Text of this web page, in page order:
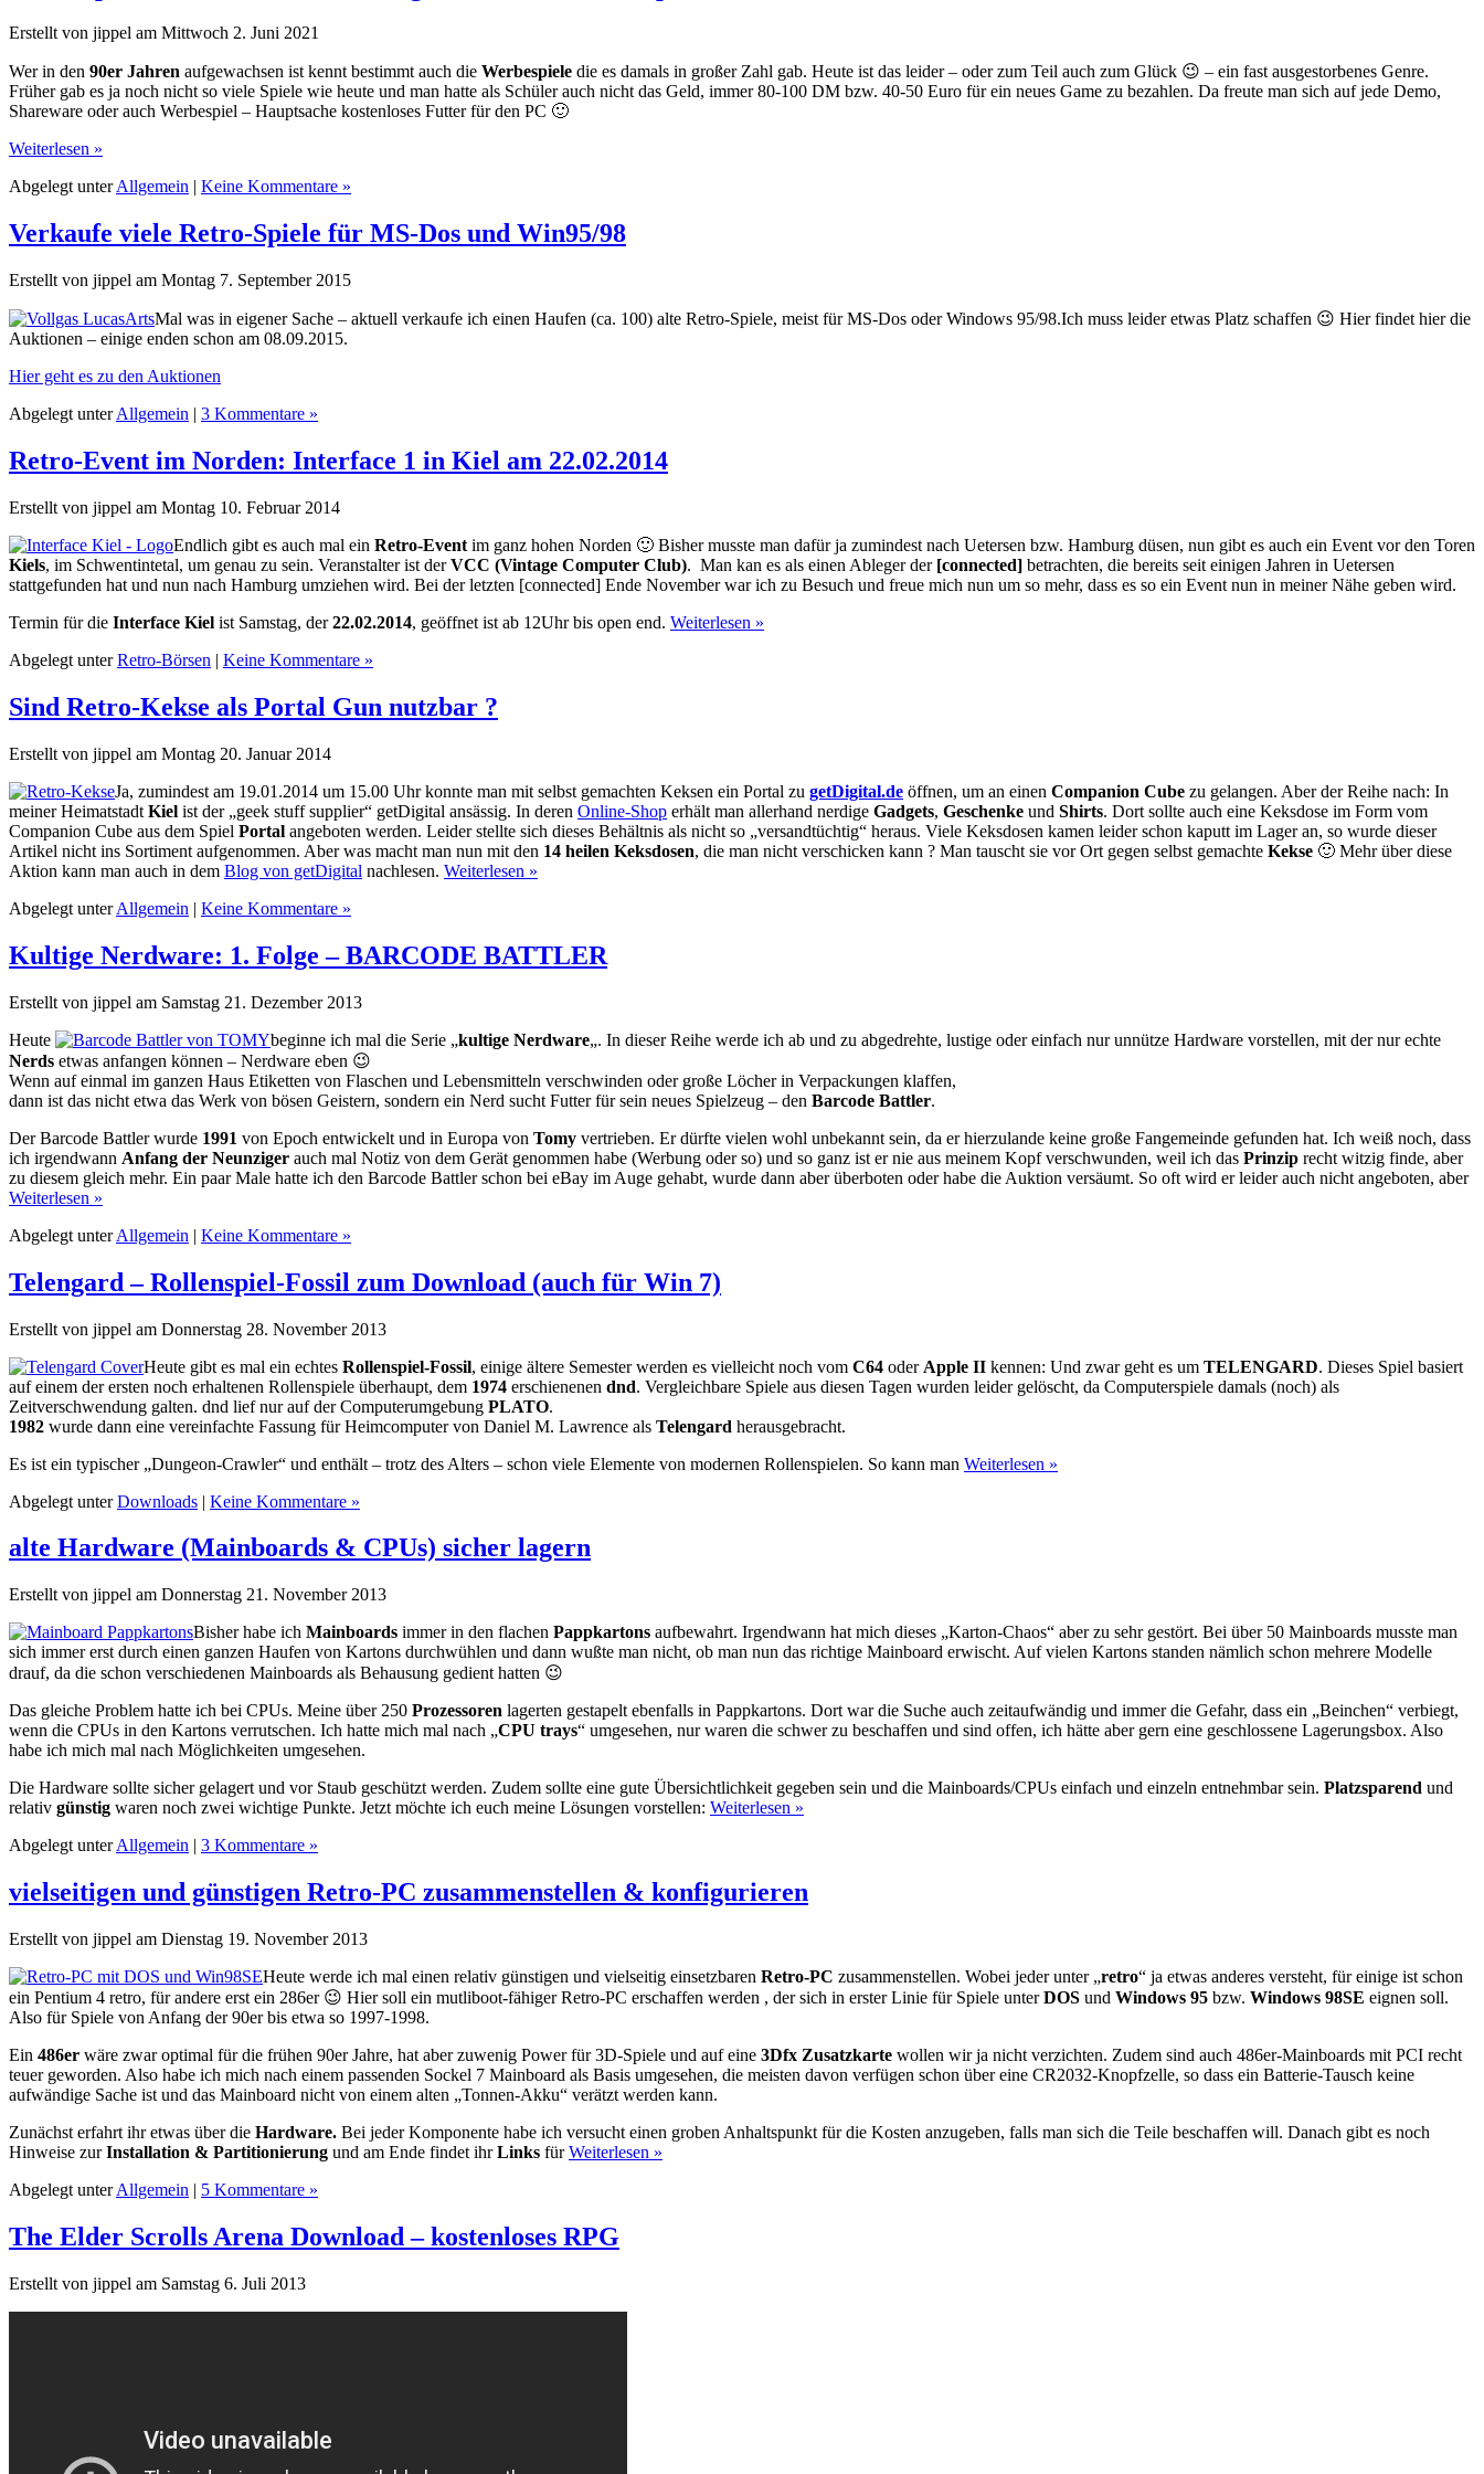
Erstellt von jippel am Mittwoch 2. Juni 2021
Wer in den 90er Jahren aufgewachsen ist kennt bestimmt auch die Werbespiele die es damals in großer Zahl gab. Heute ist das leider – oder zum Teil auch zum Glück 😉 – ein fast ausgestorbenes Genre.
Früher gab es ja noch nicht so viele Spiele wie heute und man hatte als Schüler auch nicht das Geld, immer 80-100 DM bzw. 40-50 Euro für ein neues Game zu bezahlen. Da freute man sich auf jede Demo,
Shareware oder auch Werbespiel – Hauptsache kostenloses Futter für den PC 🙂
Weiterlesen »
Abgelegt unterAllgemein Keine Kommentare »
Verkaufe viele Retro-Spiele für MS-Dos und Win95/98
Erstellt von jippel am Montag 7. September 2015
Mal was in eigener Sache – aktuell verkaufe ich einen Haufen (ca. 100) alte Retro-Spiele, meist für MS-Dos oder Windows 95/98.Ich muss leider etwas Platz schaffen 😉 Hier findet hier die
Auktionen – einige enden schon am 08.09.2015.
Hier geht es zu den Auktionen
Abgelegt unterAllgemein | 3 Kommentare »
Retro-Event im Norden: Interface 1 in Kiel am 22.02.2014
Erstellt von jippel am Montag 10. Februar 2014
Endlich gibt es auch mal ein Retro-Event im ganz hohen Norden 🙂 Bisher musste man dafür ja zumindest nach Uetersen bzw. Hamburg düsen, nun gibt es auch ein Event vor den Toren
Kiels, im Schwentintetal, um genau zu sein. Veranstalter ist derVCC (Vintage Computer Club). Man kan es als einen Ableger der [connected] betrachten, die bereits seit einigen Jahren in Uetersen
stattgefunden hat und nun nach Hamburg umziehen wird. Bei der letzten [connected] Ende November war ich zu Besuch und freue mich nun um so mehr, dass es so ein Event nun in meiner Nähe geben wird.
Termin für die Interface Kiel ist Samstag, der22.02.2014, geöffnet ist ab 12Uhr bis open end. Weiterlesen »
Abgelegt unterRetro-Börsen | Keine Kommentare »
Sind Retro-Kekse als Portal Gun nutzbar ?
Erstellt von jippel am Montag 20. Januar 2014
Ja, zumindest am 19.01.2014 um 15.00 Uhr konnte man mit selbst gemachten Keksen ein Portal zu getDigital.de öffnen, um an einen Companion Cube zu gelangen. Aber der Reihe nach: In
meiner Heimatstadt Kiel ist der „geek stuff supplier“ getDigital ansässig. In deren Online-Shop erhält man allerhand nerdige Gadgets, Geschenke und Shirts. Dort sollte auch eine Keksdose im Form vom
Companion Cube aus dem Spiel Portal angeboten werden. Leider stellte sich dieses Behältnis als nicht so „versandtüchtig“ heraus. Viele Keksdosen kamen leider schon kaputt im Lager an, so wurde dieser
Artikel nicht ins Sortiment aufgenommen. Aber was macht man nun mit den 14 heilen Keksdosen, die man nicht verschicken kann ? Man tauscht sie vor Ort gegen selbst gemachte Kekse 🙂 Mehr über diese
Aktion kann man auch in dem Blog von getDigital nachlesen. Weiterlesen »
Abgelegt unterAllgemein | Keine Kommentare »
Kultige Nerdware: 1. Folge – BARCODE BATTLER
Erstellt von jippel am Samstag 21. Dezember 2013
Heute
beginne ich mal die Serie „kultige Nerdware„. In dieser Reihe werde ich ab und zu abgedrehte, lustige oder einfach nur unnütze Hardware vorstellen, mit der nur echte
Nerds etwas anfangen können – Nerdware eben 😉
Wenn auf einmal im ganzen Haus Etiketten von Flaschen und Lebensmitteln verschwinden oder große Löcher in Verpackungen klaffen,
dann ist das nicht etwa das Werk von bösen Geistern, sondern ein Nerd sucht Futter für sein neues Spielzeug – den Barcode Battler.
Der Barcode Battler wurde 1991 von Epoch entwickelt und in Europa von Tomy vertrieben. Er dürfte vielen wohl unbekannt sein, da er hierzulande keine große Fangemeinde gefunden hat. Ich weiß noch, dass
ich irgendwann Anfang der Neunziger auch mal Notiz von dem Gerät genommen habe (Werbung oder so) und so ganz ist er nie aus meinem Kopf verschwunden, weil ich das Prinzip recht witzig finde, aber
zu diesem gleich mehr. Ein paar Male hatte ich den Barcode Battler schon bei eBay im Auge gehabt, wurde dann aber überboten oder habe die Auktion versäumt. So oft wird er leider auch nicht angeboten, aber
Weiterlesen »
Abgelegt unterAllgemein | Keine Kommentare »
Telengard – Rollenspiel-Fossil zum Download (auch für Win 7)
Erstellt von jippel am Donnerstag 28. November 2013
Heute gibt es mal ein echtes Rollenspiel-Fossil, einige ältere Semester werden es vielleicht noch vom C64 oder Apple II kennen: Und zwar geht es um TELENGARD. Dieses Spiel basiert
auf einem der ersten noch erhaltenen Rollenspiele überhaupt, dem 1974 erschienenen dnd. Vergleichbare Spiele aus diesen Tagen wurden leider gelöscht, da Computerspiele damals (noch) als
Zeitverschwendung galten. dnd lief nur auf der Computerumgebung PLATO.
1982 wurde dann eine vereinfachte Fassung für Heimcomputer von Daniel M. Lawrence als Telengard herausgebracht.
Es ist ein typischer „Dungeon-Crawler“ und enthält – trotz des Alters – schon viele Elemente von modernen Rollenspielen. So kann man Weiterlesen »
Abgelegt unterDownloads | Keine Kommentare »
alte Hardware (Mainboards & CPUs) sicher lagern
Erstellt von jippel am Donnerstag 21. November 2013
Bisher habe ich Mainboards immer in den flachen Pappkartons aufbewahrt. Irgendwann hat mich dieses „Karton-Chaos“ aber zu sehr gestört. Bei über 50 Mainboards musste man
sich immer erst durch einen ganzen Haufen von Kartons durchwühlen und dann wußte man nicht, ob man nun das richtige Mainboard erwischt. Auf vielen Kartons standen nämlich schon mehrere Modelle
drauf, da die schon verschiedenen Mainboards als Behausung gedient hatten 😉
Das gleiche Problem hatte ich bei CPUs. Meine über 250 Prozessoren lagerten gestapelt ebenfalls in Pappkartons. Dort war die Suche auch zeitaufwändig und immer die Gefahr, dass ein „Beinchen“ verbiegt,
wenn die CPUs in den Kartons verrutschen. Ich hatte mich mal nach „CPU trays“ umgesehen, nur waren die schwer zu beschaffen und sind offen, ich hätte aber gern eine geschlossene Lagerungsbox. Also
habe ich mich mal nach Möglichkeiten umgesehen.
Die Hardware sollte sicher gelagert und vor Staub geschützt werden. Zudem sollte eine gute Übersichtlichkeit gegeben sein und die Mainboards/CPUs einfach und einzeln entnehmbar sein. Platzsparend und
relativ günstig waren noch zwei wichtige Punkte. Jetzt möchte ich euch meine Lösungen vorstellen: Weiterlesen »
Abgelegt unterAllgemein | 3 Kommentare »
vielseitigen und günstigen Retro-PC zusammenstellen & konfigurieren
Erstellt von jippel am Dienstag 19. November 2013
Heute werde ich mal einen relativ günstigen und vielseitig einsetzbaren Retro-PC zusammenstellen. Wobei jeder unter „retro“ ja etwas anderes versteht, für einige ist schon
ein Pentium 4 retro, für andere erst ein 286er 😉 Hier soll ein mutliboot-fähiger Retro-PC erschaffen werden , der sich in erster Linie für Spiele unterDOS und Windows 95 bzw. Windows 98SE eignen soll.
Also für Spiele von Anfang der 90er bis etwa so 1997-1998.
Ein 486er wäre zwar optimal für die frühen 90er Jahre, hat aber zuwenig Power für 3D-Spiele und auf eine 3Dfx Zusatzkarte wollen wir ja nicht verzichten. Zudem sind auch 486er-Mainboards mit PCI recht
teuer geworden. Also habe ich mich nach einem passenden Sockel 7 Mainboard als Basis umgesehen, die meisten davon verfügen schon über eine CR2032-Knopfzelle, so dass ein Batterie-Tausch keine
aufwändige Sache ist und das Mainboard nicht von einem alten „Tonnen-Akku“ verätzt werden kann.
Zunächst erfahrt ihr etwas über die Hardware. Bei jeder Komponente habe ich versucht einen groben Anhaltspunkt für die Kosten anzugeben, falls man sich die Teile beschaffen will. Danach gibt es noch
Hinweise zurInstallation & Partitionierung und am Ende findet ihrLinks fürWeiterlesen »
Abgelegt unterAllgemein | 5 Kommentare »
The Elder Scrolls Arena Download – kostenloses RPG
Erstellt von jippel am Samstag 6. Juli 2013